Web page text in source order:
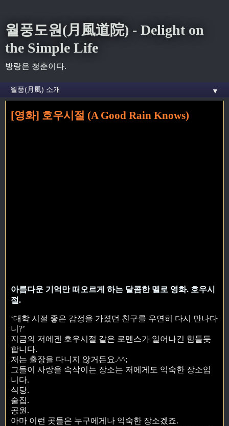
월풍도원(月風道院) - Delight on
the Simple Life
방랑은 청춘이다.
▼
» 고원원 꼬리가 달린 글
[영화] 호우시절 (A Good Rain Knows)
아름다운 기억만 떠오르게 하는 달콤한 멜로 영화. 호우시
절.
‘대학 시절 좋은 감정을 가졌던 친구를 우연히 다시 만나다
니?’
지금의 저에겐 호우시절 같은 로멘스가 일어나긴 힘들듯
합니다.
저는 출장을 다니지 않거든요.^^;
그들이 사랑을 속삭이는 장소는 저에게도 익숙한 장소입
니다.
식당.
술집.
공원.
아마 이런 곳들은 누구에게나 익숙한 장소겠죠.